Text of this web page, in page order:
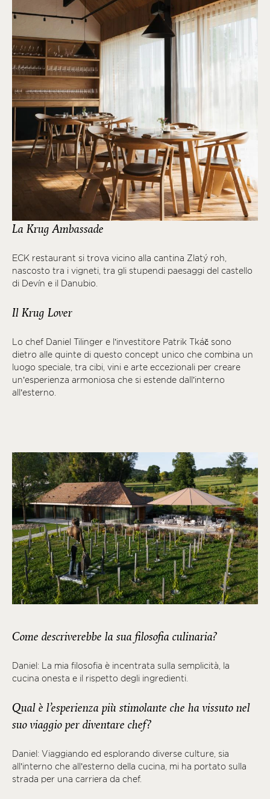
La Krug Ambassade
ECK restaurant si trova vicino alla cantina Zlatý roh,
nascosto tra i vigneti, tra gli stupendi paesaggi del castello
di Devín e il Danubio.
Il Krug Lover
Lo chef Daniel Tilinger e l’investitore Patrik Tkáč sono
dietro alle quinte di questo concept unico che combina un
luogo speciale, tra cibi, vini e arte eccezionali per creare
un’esperienza armoniosa che si estende dall’interno
all’esterno.
Come descriverebbe la sua filosofia culinaria?
Daniel: La mia filosofia è incentrata sulla semplicità, la
cucina onesta e il rispetto degli ingredienti.
Qual è l’esperienza più stimolante che ha vissuto nel
suo viaggio per diventare chef?
Daniel: Viaggiando ed esplorando diverse culture, sia
all’interno che all’esterno della cucina, mi ha portato sulla
strada per una carriera da chef.